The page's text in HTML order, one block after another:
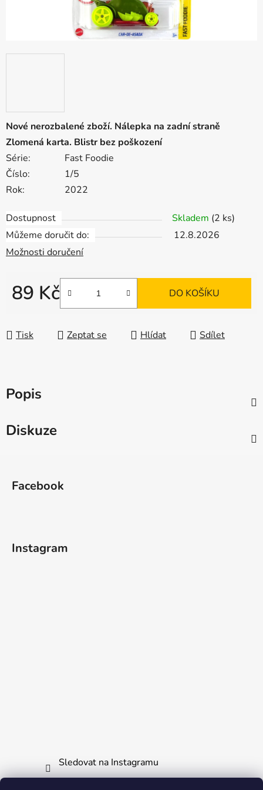
Nové nerozbalené zboží. Nálepka na zadní straně
Zlomená karta. Blistr bez poškození
Série:
Fast Foodie
Číslo:
1/5
Rok:
2022
Dostupnost Skladem (2 ks)
Můžeme doručit do:
12.8.2026
Možnosti doručení
89 Kč
Měrná cena:
DO KOŠÍKU
Tisk Zeptat se Hlídat Sdílet
Popis
Diskuze
Facebook
Instagram
Sledovat na Instagramu